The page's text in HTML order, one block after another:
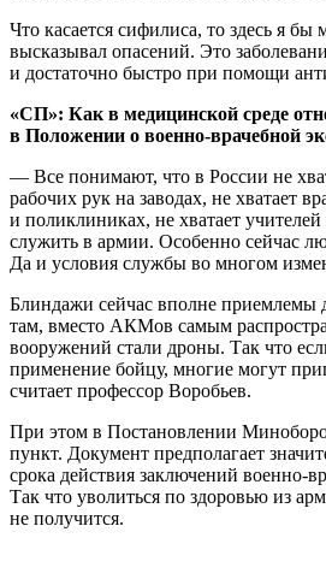
Что касается сифилиса, то здесь я бы
высказывал опасений. Это
и достаточно быстро при помощи
«СП»: Как в медицинской среде
в Положении о военно-врачебной
— Все понимают, что в России не
рабочих рук на заводах, не хватает
и поликлиниках, не хватает
служить в армии. Особенно сейчас
Да и условия службы во многом
Блиндажи сейчас вполне приемлемы
там, вместо АКМов самым
вооружений стали дроны. Так что
применение бойцу, многие могут
считает профессор Воробьев.
При этом в Постановлении
пункт. Документ предполагает
срока действия заключений военно-
Так что уволиться по здоровью из
не получится.